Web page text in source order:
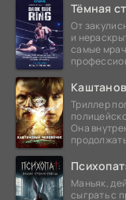
Тёмная
От
и
самые
Триллер
Она
Маньяк,
сыграть с